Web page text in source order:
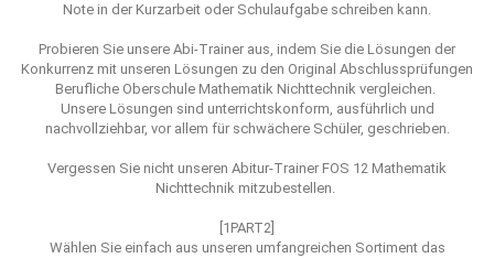
Note in der Kurzarbeit oder Schulaufgabe schreiben kann.
Probieren Sie unsere Abi-Trainer aus, indem Sie die Lösungen der
Konkurrenz mit unseren Lösungen zu den Original Abschlussprüfungen
Berufliche Oberschule Mathematik Nichttechnik vergleichen.
Unsere Lösungen sind unterrichtskonform, ausführlich und
nachvollziehbar, vor allem für schwächere Schüler, geschrieben.
Vergessen Sie nicht unseren Abitur-Trainer FOS 12 Mathematik
Nichttechnik mitzubestellen.
[1PART2]
Wählen Sie einfach aus unseren umfangreichen Sortiment das